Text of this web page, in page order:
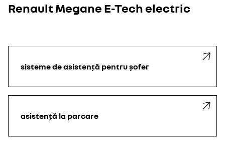
Renault Megane E-Tech electric
sisteme de asistență pentru șofer
asistență la parcare